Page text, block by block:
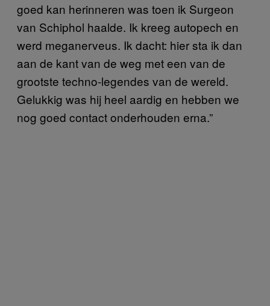
goed kan herinneren was toen ik Surgeon
van Schiphol haalde. Ik kreeg autopech en
werd meganerveus. Ik dacht: hier sta ik dan
aan de kant van de weg met een van de
grootste techno-legendes van de wereld.
Gelukkig was hij heel aardig en hebben we
nog goed contact onderhouden erna.”